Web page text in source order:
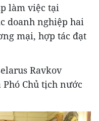
làm việc tại
doanh nghiệp hai
mại, hợp tác đạt
Ravkov
Chủ tịch nước